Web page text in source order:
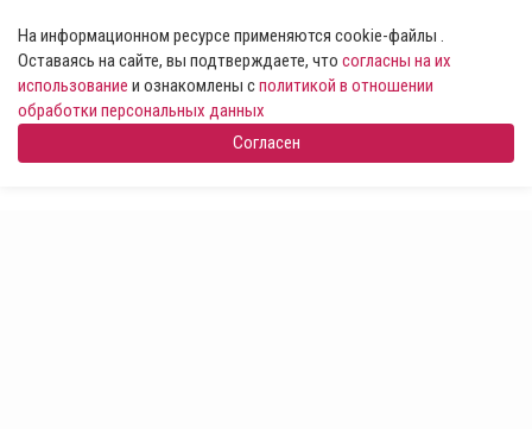
На информационном ресурсе применяются cookie-файлы .
Оставаясь на сайте, вы подтверждаете, что согласны на их
использование и ознакомлены сполитикой в отношении
обработки персональных данных
Согласен